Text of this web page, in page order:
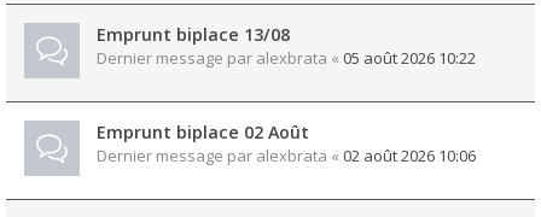
Emprunt biplace 13/08
Dernier message par alexbrata « 05 août 2026 10:22
Emprunt biplace 02 Août
Dernier message par alexbrata « 02 août 2026 10:06